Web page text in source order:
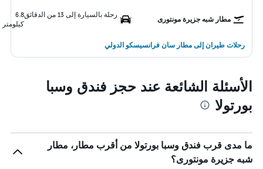
مطار شبه جزيرة مونتورى
رحلة بالسيارة إلى 13 من الدقائق
6.8
كيلومتر
رحلات طيران إلى مطار سان فرانسيسكو الدولي
الأسئلة الشائعة عند حجز فندق وسبا
بورتولا
ما مدى قرب فندق وسبا بورتولا من أقرب مطار، مطار
شبه جزيرة مونتورى؟